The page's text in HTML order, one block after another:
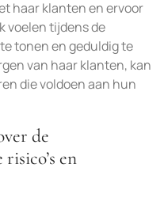
haar klanten en ervoor
voelen tijdens de
tonen en geduldig te
van haar klanten, kan
die voldoen aan hun
de
en